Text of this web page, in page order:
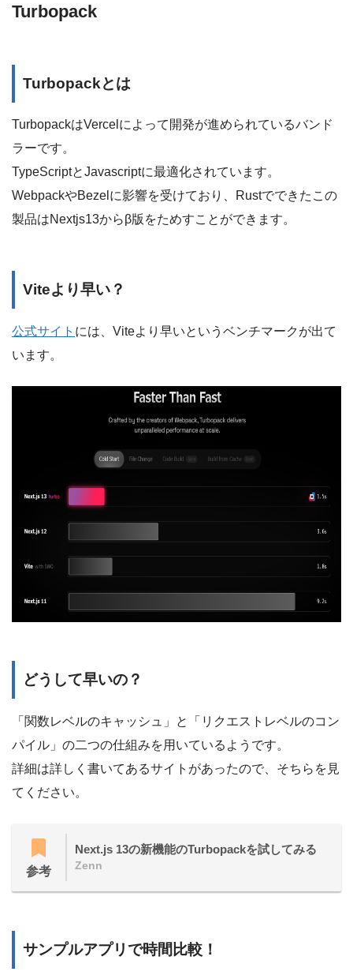
Turbopack
Turbopackとは
TurbopackはVercelによって開発が進められているバンド
ラーです。
TypeScriptとJavascriptに最適化されています。
WebpackやBezelに影響を受けており、Rustでできたこの
製品はNextjs13からβ版をためすことができます。
Viteより早い？
公式サイト には、Viteより早いというベンチマークが出て
います。
どうして早いの？
「関数レベルのキャッシュ」と「リクエストレベルのコン
パイル」の二つの仕組みを用いているようです。
詳細は詳しく書いてあるサイトがあったので、そちらを見
てください。
参考
Next.js 13の新機能のTurbopackを試してみる
Zenn
サンプルアプリで時間比較！